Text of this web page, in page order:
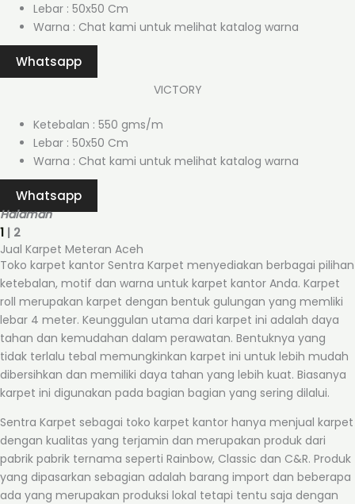
Lebar : 50x50 Cm
Warna : Chat kami untuk melihat katalog warna
Whatsapp
VICTORY
Ketebalan : 550 gms/m
Lebar : 50x50 Cm
Warna : Chat kami untuk melihat katalog warna
Whatsapp
Halaman
1 | 2
Jual Karpet Meteran Aceh
Toko karpet kantor Sentra Karpet menyediakan berbagai pilihan
ketebalan, motif dan warna untuk karpet kantor Anda. Karpet
roll merupakan karpet dengan bentuk gulungan yang memliki
lebar 4 meter. Keunggulan utama dari karpet ini adalah daya
tahan dan kemudahan dalam perawatan. Bentuknya yang
tidak terlalu tebal memungkinkan karpet ini untuk lebih mudah
dibersihkan dan memiliki daya tahan yang lebih kuat. Biasanya
karpet ini digunakan pada bagian bagian yang sering dilalui.
Sentra Karpet sebagai toko karpet kantor hanya menjual karpet
dengan kualitas yang terjamin dan merupakan produk dari
pabrik pabrik ternama seperti Rainbow, Classic dan C&R. Produk
yang dipasarkan sebagian adalah barang import dan beberapa
ada yang merupakan produksi lokal tetapi tentu saja dengan